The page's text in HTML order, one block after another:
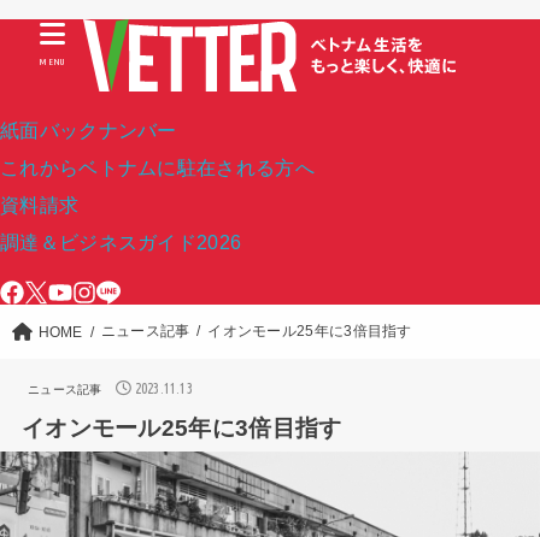
紙面バックナンバー
これからベトナムに駐在される方へ
資料請求
調達＆ビジネスガイド2026
MENU
HOME ニュース記事 イオンモール25年に3倍目指す
ニュース記事 2023.11.13
イオンモール25年に3倍目指す